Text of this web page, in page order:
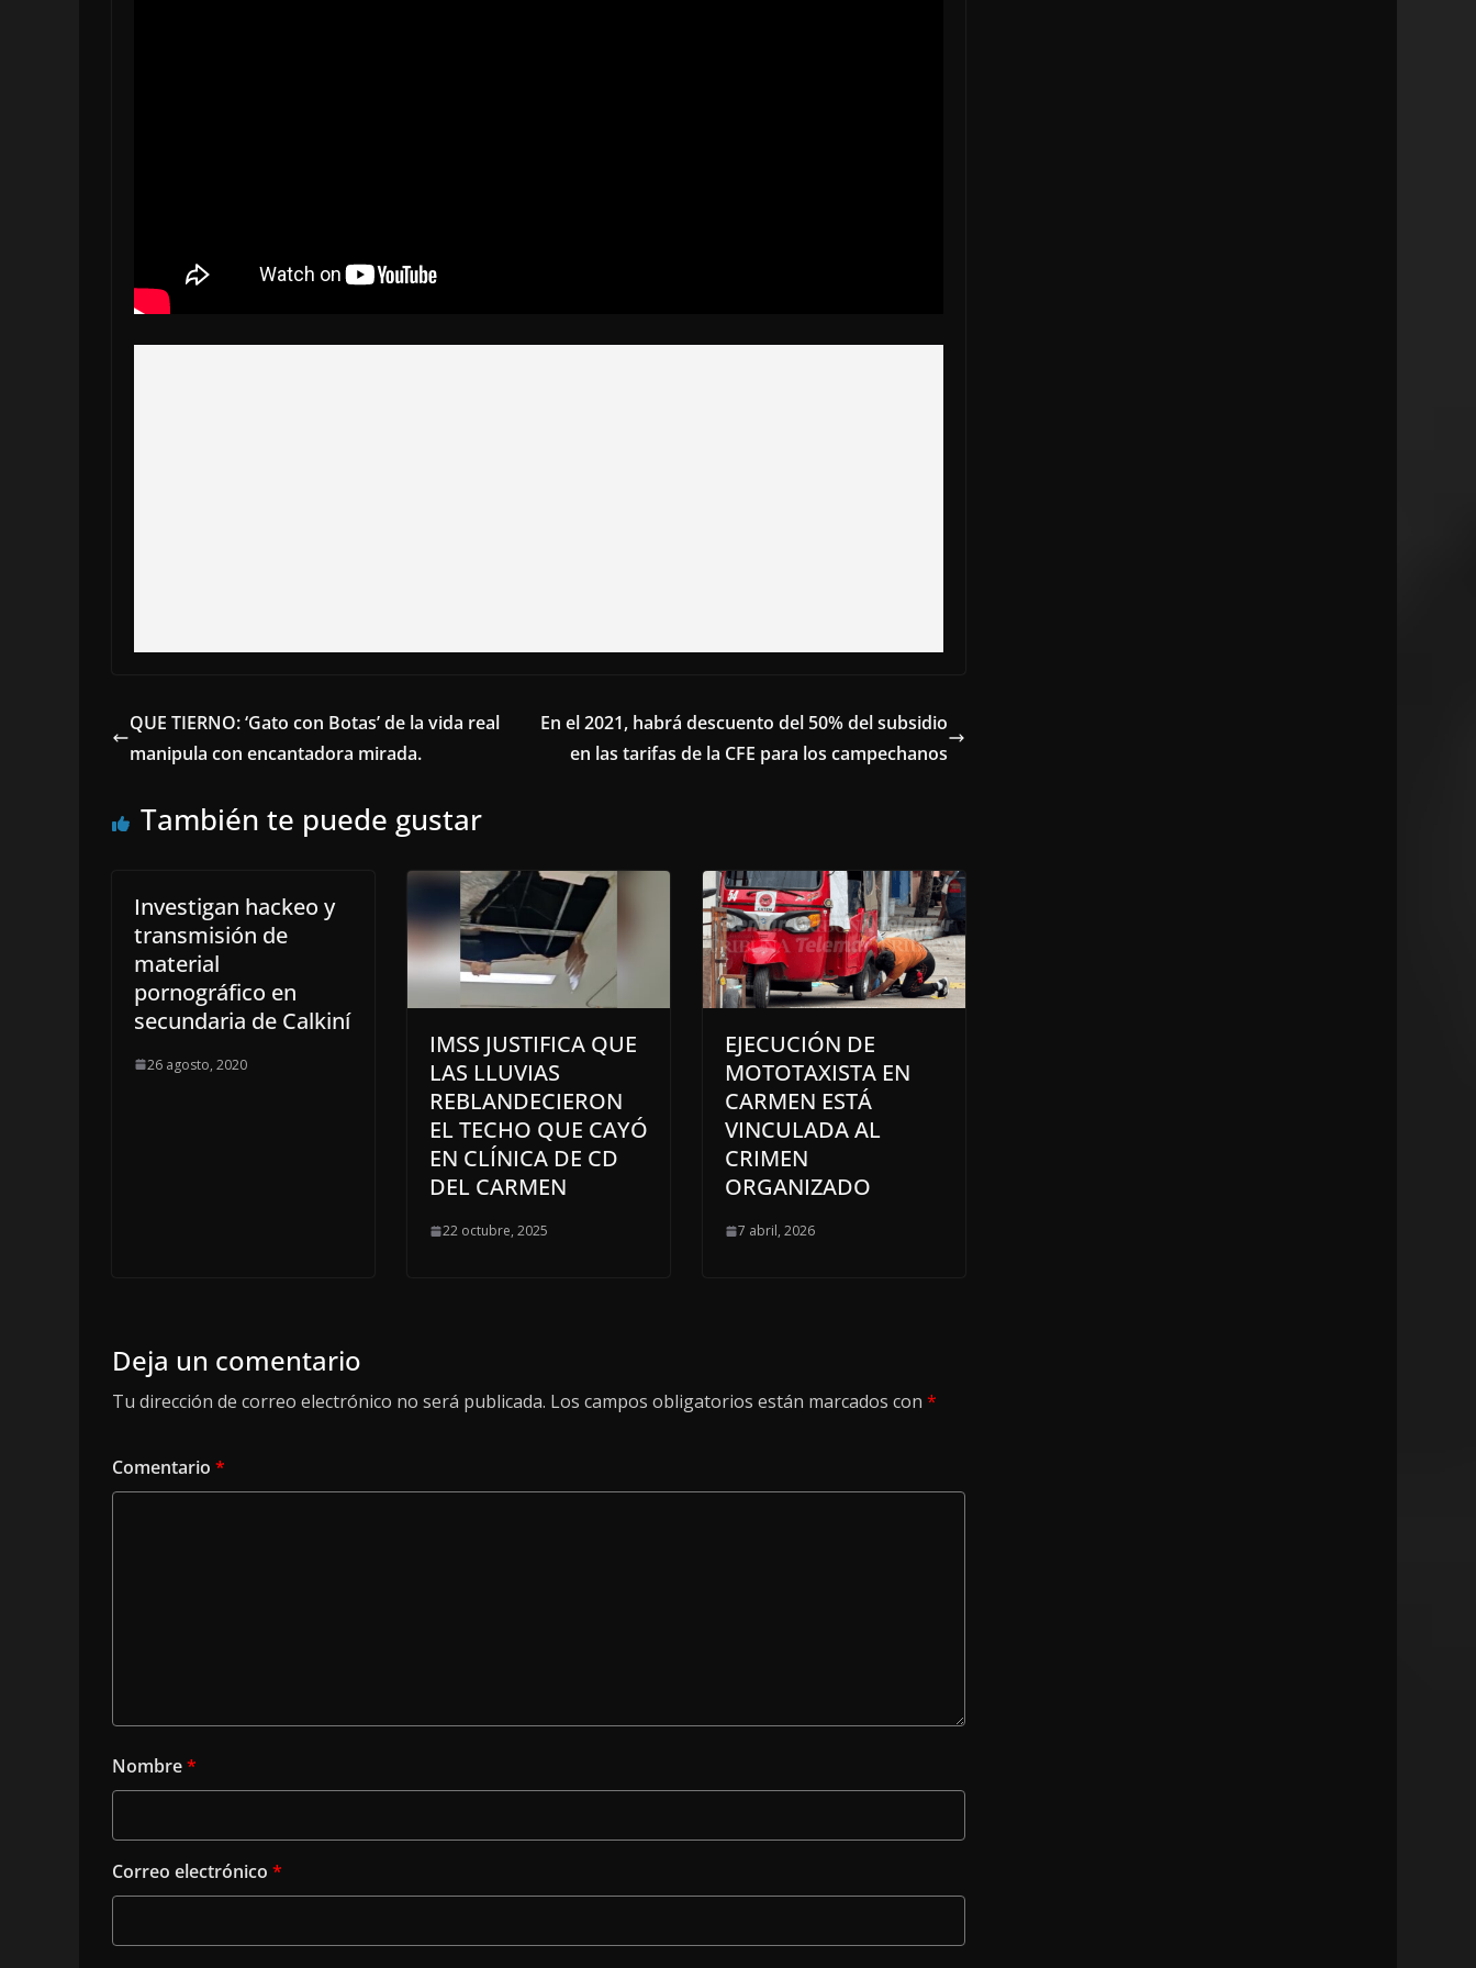
QUE TIERNO: ‘Gato con Botas’ de la vida real
manipula con encantadora mirada.
En el 2021, habrá descuento del 50% del subsidio
en las tarifas de la CFE para los campechanos
También te puede gustar
Investigan hackeo y
transmisión de
material
pornográfico en
secundaria de Calkiní
26 agosto, 2020
IMSS JUSTIFICA QUE
LAS LLUVIAS
REBLANDECIERON
EL TECHO QUE CAYÓ
EN CLÍNICA DE CD
DEL CARMEN
22 octubre, 2025
EJECUCIÓN DE
MOTOTAXISTA EN
CARMEN ESTÁ
VINCULADA AL
CRIMEN
ORGANIZADO
7 abril, 2026
Deja un comentario
Tu dirección de correo electrónico no será publicada. Los campos obligatorios están marcados con *
Comentario *
Nombre*
Correo electrónico *